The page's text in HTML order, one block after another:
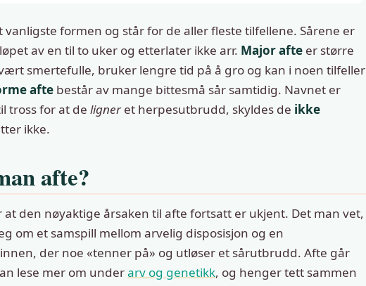
vanligste formen og står for de aller fleste tilfellene. Sårene er
av en til to uker og etterlater ikke arr. Major afte er større
smertefulle, bruker lengre tid på å gro og kan i noen tilfeller
afte består av mange bittesmå sår samtidig. Navnet er
tross for at deligneret herpesutbrudd, skyldes de ikke
ikke.
afte?
den nøyaktige årsaken til afte fortsatt er ukjent. Det man vet,
om et samspill mellom arvelig disposisjon og en
der noe «tenner på» og utløser et sårutbrudd. Afte går
lese mer om underarv og genetikk, og henger tett sammen